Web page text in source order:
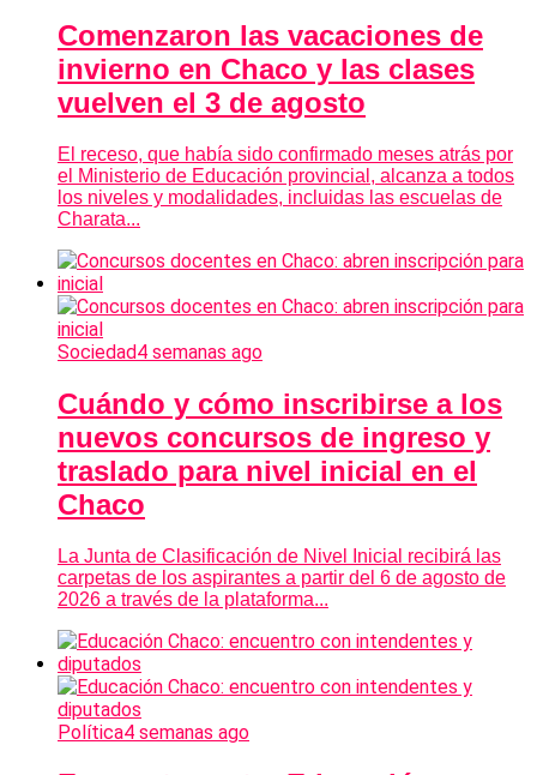
Comenzaron las vacaciones de
invierno en Chaco y las clases
vuelven el 3 de agosto
El receso, que había sido confirmado meses atrás por
el Ministerio de Educación provincial, alcanza a todos
los niveles y modalidades, incluidas las escuelas de
Charata...
Sociedad4 semanas ago
Cuándo y cómo inscribirse a los
nuevos concursos de ingreso y
traslado para nivel inicial en el
Chaco
La Junta de Clasificación de Nivel Inicial recibirá las
carpetas de los aspirantes a partir del 6 de agosto de
2026 a través de la plataforma...
Política4 semanas ago